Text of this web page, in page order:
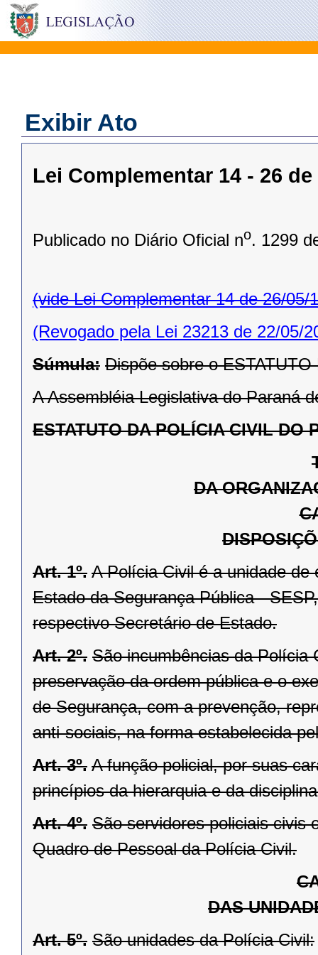
Exibir Ato
Lei Complementar 14 - 26 de
Publicado no Diário Oficial no. 1299
(vide Lei Complementar 14 de 26/05/
(Revogado pela Lei 23213 de 22/05/
Súmula: Dispõe sobre o
A Assembléia Legislativa do Paraná
ESTATUTO DA POLÍCIA CIVIL DO
DA
Art. 1º. A Polícia Civil é a unidade
Estado da Segurança Pública -
respectivo Secretário de Estado.
Art. 2º. São incumbências da Polícia
preservação da ordem pública e o
de Segurança, com a prevenção,
anti-sociais, na forma estabelecida
Art. 3º. A função policial, por suas
princípios da hierarquia e da
Art. 4º. São servidores policiais civis
Quadro de Pessoal da Polícia Civil.
DAS
Art. 5º. São unidades da Polícia Civil: